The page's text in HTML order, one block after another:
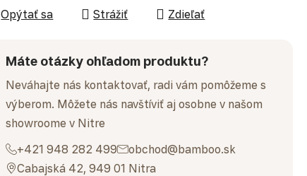
Opýtať sa Strážiť Zdieľať
Máte otázky ohľadom produktu?
Neváhajte nás kontaktovať, radi vám pomôžeme s
výberom. Môžete nás navštíviť aj osobne v našom
showroome v Nitre
+421 948 282 499
obchod@bamboo.sk
Cabajská 42, 949 01 Nitra